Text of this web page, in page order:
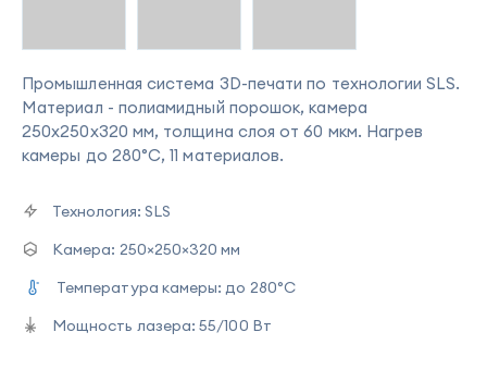
Промышленная система 3D-печати по технологии SLS.
Материал - полиамидный порошок, камера
250x250x320 мм, толщина слоя от 60 мкм. Нагрев
камеры до 280°C, 11 материалов.
Технология: SLS
Камера: 250×250×320 мм
Температура камеры: до 280°C
Мощность лазера: 55/100 Вт